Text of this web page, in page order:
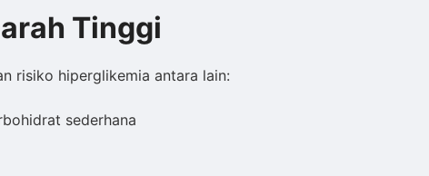
Tinggi
risiko hiperglikemia antara lain:
sederhana